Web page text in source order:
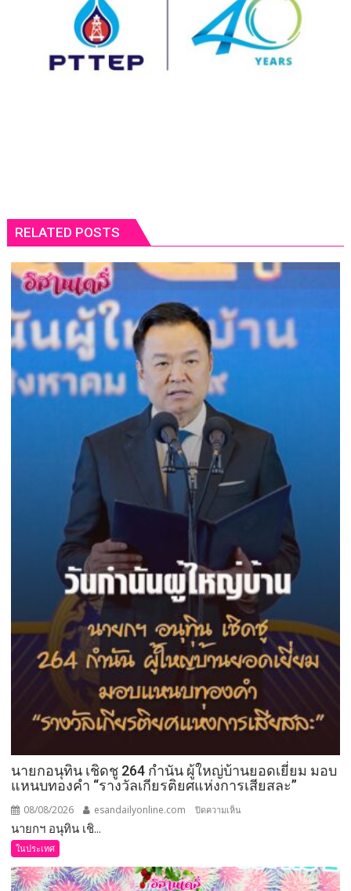
RELATED POSTS
นายกอนุทิน เชิดชู 264 กำนัน ผู้ใหญ่บ้านยอดเยี่ยม มอบ
แหนบทองคำ “รางวัลเกียรติยศแห่งการเสียสละ”
08/08/2026 esandailyonline.com ปิดความเห็น
264
นายกฯ อนุทิน เชิ...
ในประเทศ